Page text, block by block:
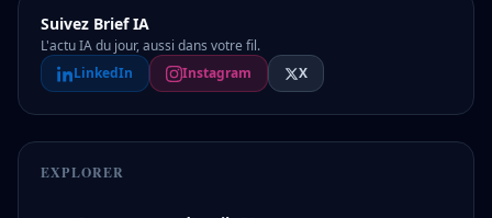
Suivez Brief IA
L'actu IA du jour, aussi dans votre fil.
LinkedIn
Instagram X
EXPLORER